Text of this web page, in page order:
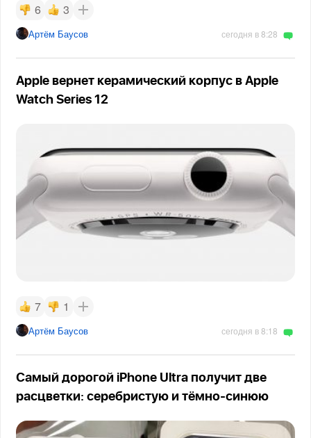
6 3
Артём Баусов сегодня в 8:28
Apple вернет керамический корпус в Apple
Watch Series 12
7 1
Артём Баусов сегодня в 8:18
Самый дорогой iPhone Ultra получит две
расцветки: серебристую и тёмно-синюю